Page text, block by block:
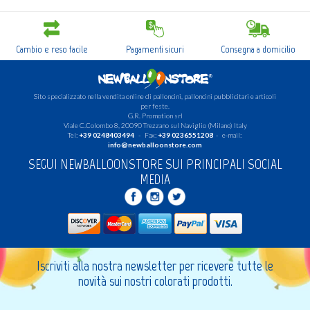
Cambio e reso facile Pagamenti sicuri Consegna a domicilio
Sito specializzato nella vendita online di palloncini, palloncini pubblicitari e articoli
per feste.
G.R. Promotion srl
Viale C.Colombo 8, 20090 Trezzano sul Naviglio (Milano) Italy
Tel:+39 0248403494- Fax:+39 0236551208- e-mail:
info@newballoonstore.com
SEGUI NEWBALLOONSTORE SUI PRINCIPALI SOCIAL
MEDIA
Iscriviti alla nostra newsletter per ricevere tutte le
novità sui nostri colorati prodotti.